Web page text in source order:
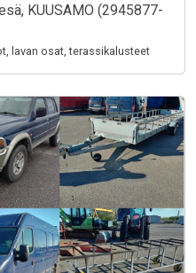
KUUSAMO (2945877-
lavan osat, terassikalusteet